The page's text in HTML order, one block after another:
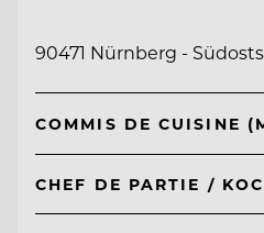
90471 Nürnberg -
COMMIS DE CUISINE
CHEF DE PARTIE /